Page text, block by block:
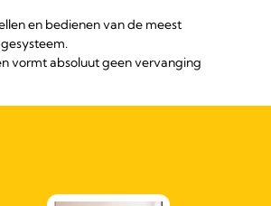
en bedienen van de meest
vormt absoluut geen vervanging